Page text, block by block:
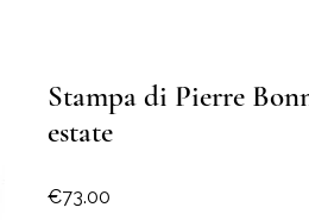
Stampa di Pierre
estate
€73.00